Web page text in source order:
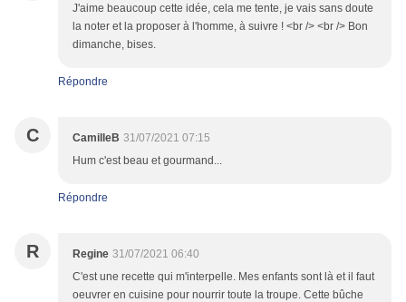
J'aime beaucoup cette idée, cela me tente, je vais sans doute
la noter et la proposer à l'homme, à suivre ! <br /> <br /> Bon
dimanche, bises.
Répondre
C CamilleB 31/07/2021 07:15
Hum c'est beau et gourmand...
Répondre
R Regine 31/07/2021 06:40
C'est une recette qui m'interpelle. Mes enfants sont là et il faut
oeuvrer en cuisine pour nourrir toute la troupe. Cette bûche